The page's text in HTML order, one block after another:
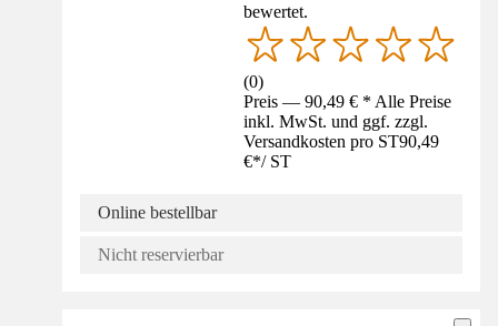
bewertet.
(0)
Preis — 90,49 € * Alle Preise
inkl. MwSt. und ggf. zzgl.
Versandkosten pro ST90,49
€*/ ST
Online bestellbar
Nicht reservierbar